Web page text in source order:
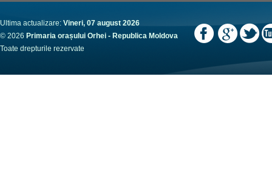
Ultima actualizare: Vineri, 07 august 2026
© 2026 Primaria orașului Orhei - Republica Moldova
Toate drepturile rezervate